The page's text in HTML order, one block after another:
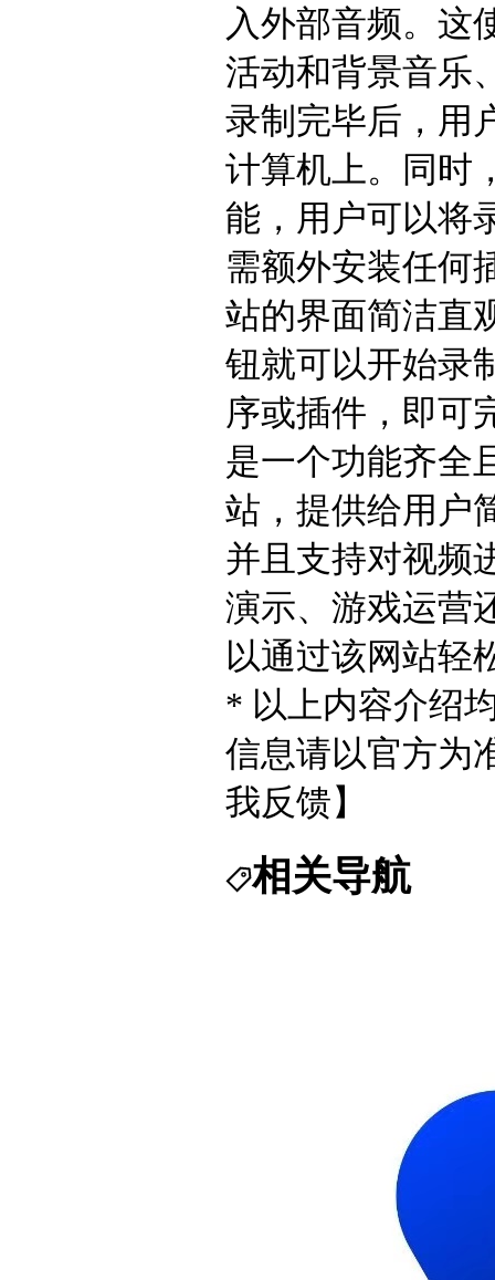
入外部音频。这
活动和背景音乐
录制完毕后，用
计算机上。同时
能，用户可以将
需额外安装任何
站的界面简洁直
钮就可以开始录
序或插件，即可
是一个功能齐全
站，提供给用户
并且支持对视频
演示、游戏运营
以通过该网站轻
* 以上内容介绍
信息请以官方为
我反馈】
相关导航